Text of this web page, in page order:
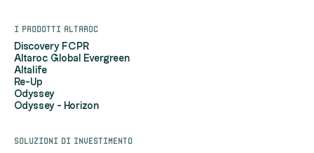
I prodotti Altaroc
Discovery FCPR
Altaroc Global Evergreen
Altalife
Re-Up
Odyssey
Odyssey - Horizon
Soluzioni di investimento